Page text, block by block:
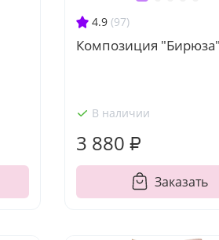
4.9 (97)
Композиция "Бирюза"
В наличии
3 880 ₽
Заказать